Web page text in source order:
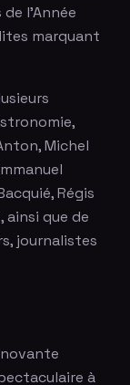
de l'Année
marquant
Michel
Régis
ainsi que de
journalistes
à